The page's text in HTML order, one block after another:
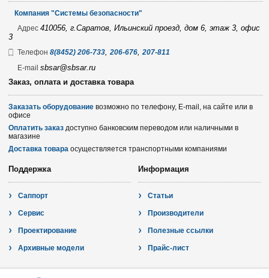
Компания "Системы безопасности"
Адрес 410056, г.Саратов, Ильинский проезд, дом 6, этаж 3, офис
3
Телефон 8(8452) 206-733,206-676,207-811
E-mail sbsar@sbsar.ru
Заказ, оплата и доставка товара
Заказать оборудование возможно по телефону, E-mail, на сайте или в
офисе
Оплатить заказ доступно банковским переводом или наличными в
магазине
Доставка товара осуществляется транспортными компаниями
Поддержка
Саппорт
Сервис
Проектирование
Архивные модели
Информация
Статьи
Производители
Полезные ссылки
Прайс-лист